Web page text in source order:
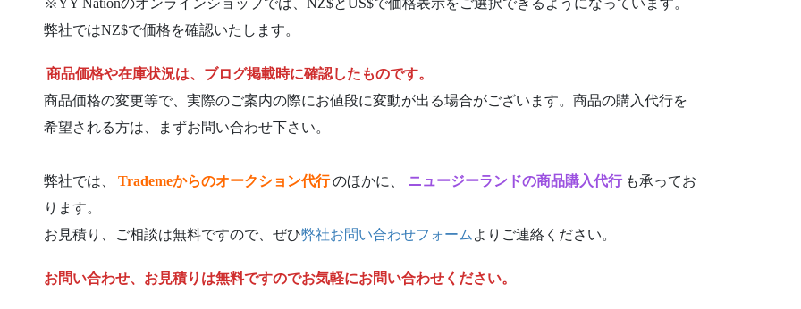
弊社ではNZ$で価格を確認いたします。
商品価格や在庫状況は、ブログ掲載時に確認したものです。
商品価格の変更等で、実際のご案内の際にお値段に変動が出る場合がございます。商品の購入代行を
希望される方は、まずお問い合わせ下さい。
弊社では、 Trademeからのオークション代行のほかに、 ニュージーランドの商品購入代行 も承ってお
ります。
お見積り、ご相談は無料ですので、ぜひ弊社お問い合わせフォーム よりご連絡ください。
お問い合わせ、お見積りは無料ですのでお気軽にお問い合わせください。